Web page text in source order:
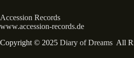
Accession Records
www.accession-records.de
Copyright © 2025 Diary of Dreams All